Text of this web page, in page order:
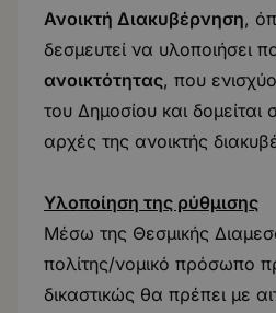
Ανοικτή Διακυβέρνηση,
δεσμευτεί να υλοποιήσει
ανοικτότητας, που
του Δημοσίου και δομείται
αρχές της ανοικτής
Υλοποίηση της ρύθμισης
Μέσω της Θεσμικής
πολίτης/νομικό πρόσωπο
δικαστικώς θα πρέπει με